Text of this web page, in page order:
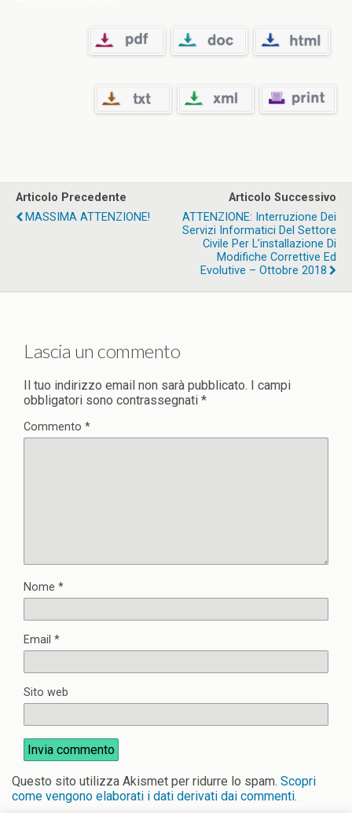
Articolo Precedente
MASSIMA ATTENZIONE!
Articolo Successivo
ATTENZIONE: Interruzione Dei
Servizi Informatici Del Settore
Civile Per L’installazione Di
Modifiche Correttive Ed
Evolutive – Ottobre 2018
Lascia un commento
Il tuo indirizzo email non sarà pubblicato.
I campi
obbligatori sono contrassegnati *
Commento *
Nome *
Email *
Sito web
Questo sito utilizza Akismet per ridurre lo spam. Scopri
come vengono elaborati i dati derivati dai commenti.